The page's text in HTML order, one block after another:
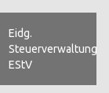
Eidg.
Steuerverwaltung
EStV